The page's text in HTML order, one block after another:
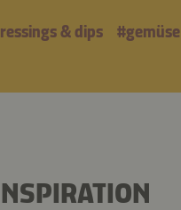
& dips #gemüse